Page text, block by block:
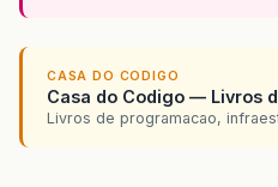
CASA DO CODIGO
Casa do Codigo — Livros
Livros de programacao,